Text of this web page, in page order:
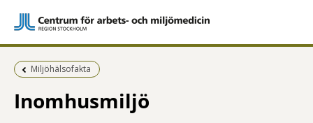
Föregående sida:
Miljöhälsofakta
Inomhusmiljö